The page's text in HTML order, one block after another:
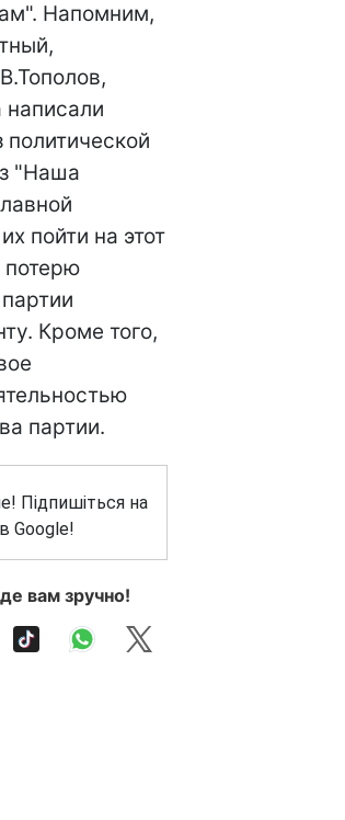
Напомним,
написали
политической
"Наша
пойти на этот
потерю
Кроме того,
партии.
Підпишіться на
Google!
вам зручно!